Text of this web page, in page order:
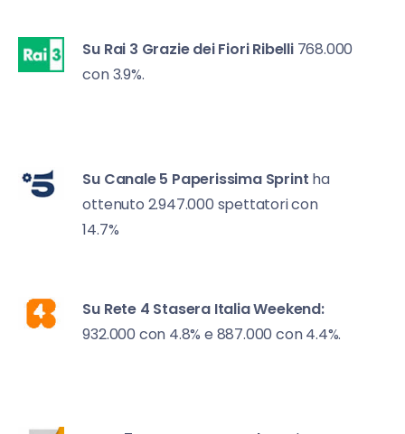
Su Rai 3 Grazie dei Fiori Ribelli768.000
con 3.9%.
Su Canale 5 Paperissima Sprint ha
ottenuto 2.947.000 spettatori con
14.7%
Su Rete 4 Stasera Italia Weekend:
932.000 con 4.8% e 887.000 con 4.4%.